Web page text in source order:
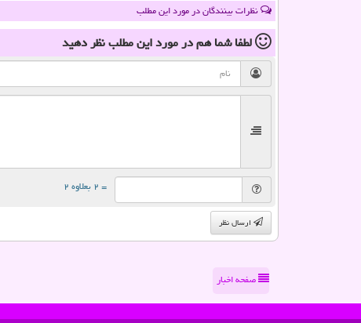
نظرات بینندگان در مورد این مطلب
لطفا شما همدر مورد این مطلبنظر دهید
= ۲ بعلاوه ۲
ارسال نظر
صفحه اخبار